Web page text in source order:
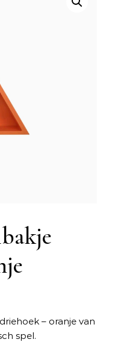
– oranje van
spel.